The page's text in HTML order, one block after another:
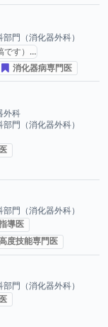
・タイプ投票数
門（消化器外科）
です）…
消化器病専門医
・タイプ投票数
外科
門（消化器外科）
門（消化器外科）
導医
度技能専門医
門（消化器外科）